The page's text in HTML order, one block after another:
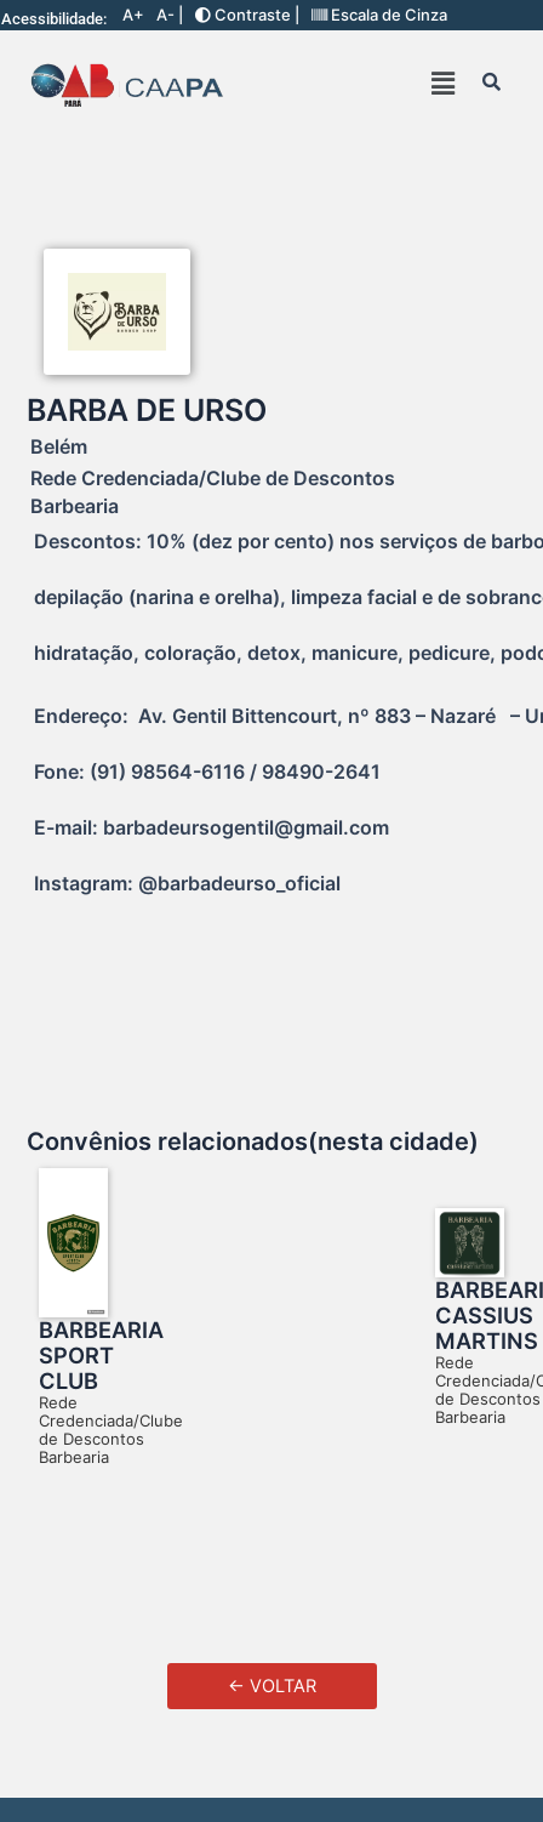
Acessibilidade: A+ A- | Contraste | Escala de Cinza
BARBA DE URSO
Belém
Rede Credenciada/Clube de Descontos
Barbearia
Descontos: 10% (dez por cento) nos serviços de
depilação (narina e orelha), limpeza facial e de
hidratação, coloração, detox, manicure, pedicure,
Endereço:  Av. Gentil Bittencourt, nº 883 – Nazaré   –
Fone: (91) 98564-6116 / 98490-2641
E-mail: barbadeursogentil@gmail.com
Instagram: @barbadeurso_oficial
Convênios relacionados(nesta cidade)
BARBEARIA
SPORT
CLUB
Rede
Credenciada/Clube
de Descontos
Barbearia
CASSIUS
MARTINS
Rede
Credenciada/
de Descontos
Barbearia
← VOLTAR